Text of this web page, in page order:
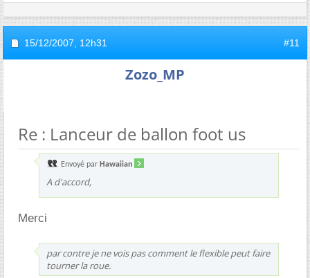
15/12/2007, 12h31 #11
Zozo_MP
Re : Lanceur de ballon foot us
Envoyé par Hawaiian
A d'accord,
Merci
par contre je ne vois pas comment le flexible peut faire
tourner la roue.